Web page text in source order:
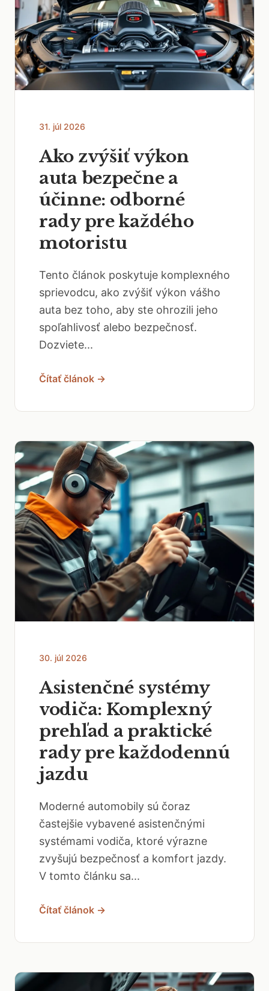
31. júl 2026
Ako zvýšiť výkon
auta bezpečne a
účinne: odborné
rady pre každého
motoristu
Tento článok poskytuje komplexného
sprievodcu, ako zvýšiť výkon vášho
auta bez toho, aby ste ohrozili jeho
spoľahlivosť alebo bezpečnosť.
Dozviete...
Čítať článok →
30. júl 2026
Asistenčné systémy
vodiča: Komplexný
prehľad a praktické
rady pre každodennú
jazdu
Moderné automobily sú čoraz
častejšie vybavené asistenčnými
systémami vodiča, ktoré výrazne
zvyšujú bezpečnosť a komfort jazdy.
V tomto článku sa...
Čítať článok →